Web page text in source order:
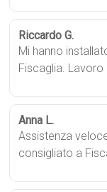
Riccardo G.
Mi hanno
Fiscaglia.
Anna L.
Assistenza
consigliato a